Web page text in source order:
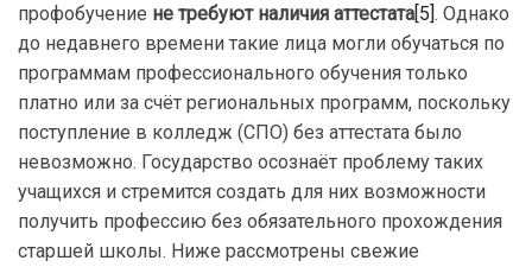
профобучение не требуют наличия аттестата[5]. Однако
до недавнего времени такие лица могли обучаться по
программам профессионального обучения только
платно или за счёт региональных программ, поскольку
поступление в колледж (СПО) без аттестата было
невозможно. Государство осознаёт проблему таких
учащихся и стремится создать для них возможности
получить профессию без обязательного прохождения
старшей школы. Ниже рассмотрены свежие